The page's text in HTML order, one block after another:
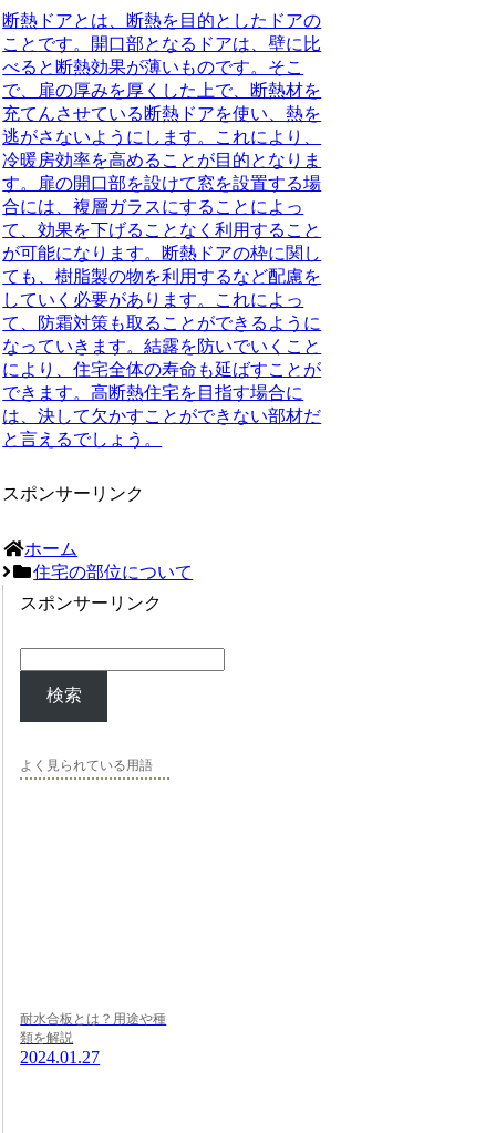
断熱ドアとは、断熱を目的としたドアの
こと です。開口部となるドアは、壁に比
べると断熱効果が薄いものです。そこ
で、扉の厚みを厚くした上で、断熱材を
充てんさせている断熱ドアを使い、熱を
逃がさないようにします。これにより、
冷暖房効率を高めることが目的となりま
す。扉の開口部を設けて窓を設置する場
合には、複層ガラスにすることによっ
て、効果を下げることなく利用すること
が可能になります。断熱ドアの枠に関し
ても、樹脂製の物を利用するなど配慮を
していく必要があります。これによっ
て、防霜対策も取ることができるように
なっていきます。結露を防いでいくこと
により、住宅全体の寿命も延ばすことが
できます。高断熱住宅を目指す場合に
は、決して欠かすことができない部材だ
と言えるでしょう。
スポンサーリンク
ホーム
住宅の部位について
スポンサーリンク
検索
よく見られている用語
耐水合板とは？用途や種
類を解説
2024.01.27